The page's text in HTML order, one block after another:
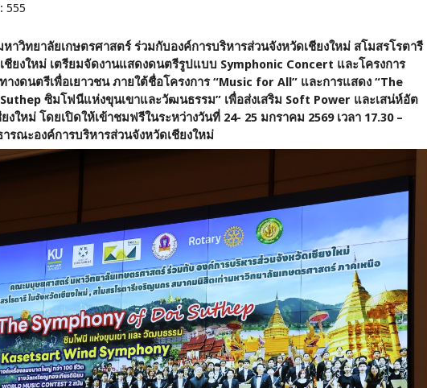
555
วิทยาลัยเกษตรศาสตร์ ร่วมกับองค์การบริหารส่วนจังหวัดเชียงใหม่ สโมสรโรตารี
ชียงใหม่ เตรียมจัดงานแสดงดนตรีรูปแบบ Symphonic Concert และโครงการ
างดนตรีเพื่อเยาวชน ภายใต้ชื่อโครงการ “Music for All” และการแสดง “The
ซิมโฟนีแห่งขุนเขาและวัฒนธรรม” เพื่อส่งเสริม Soft Power และเสน่ห์อัต
ใหม่ โดยเปิดให้เข้าชมฟรีในระหว่างวันที่ 24- 25 มกราคม 2569 เวลา 17.30 –
รณะองค์การบริหารส่วนจังหวัดเชียงใหม่